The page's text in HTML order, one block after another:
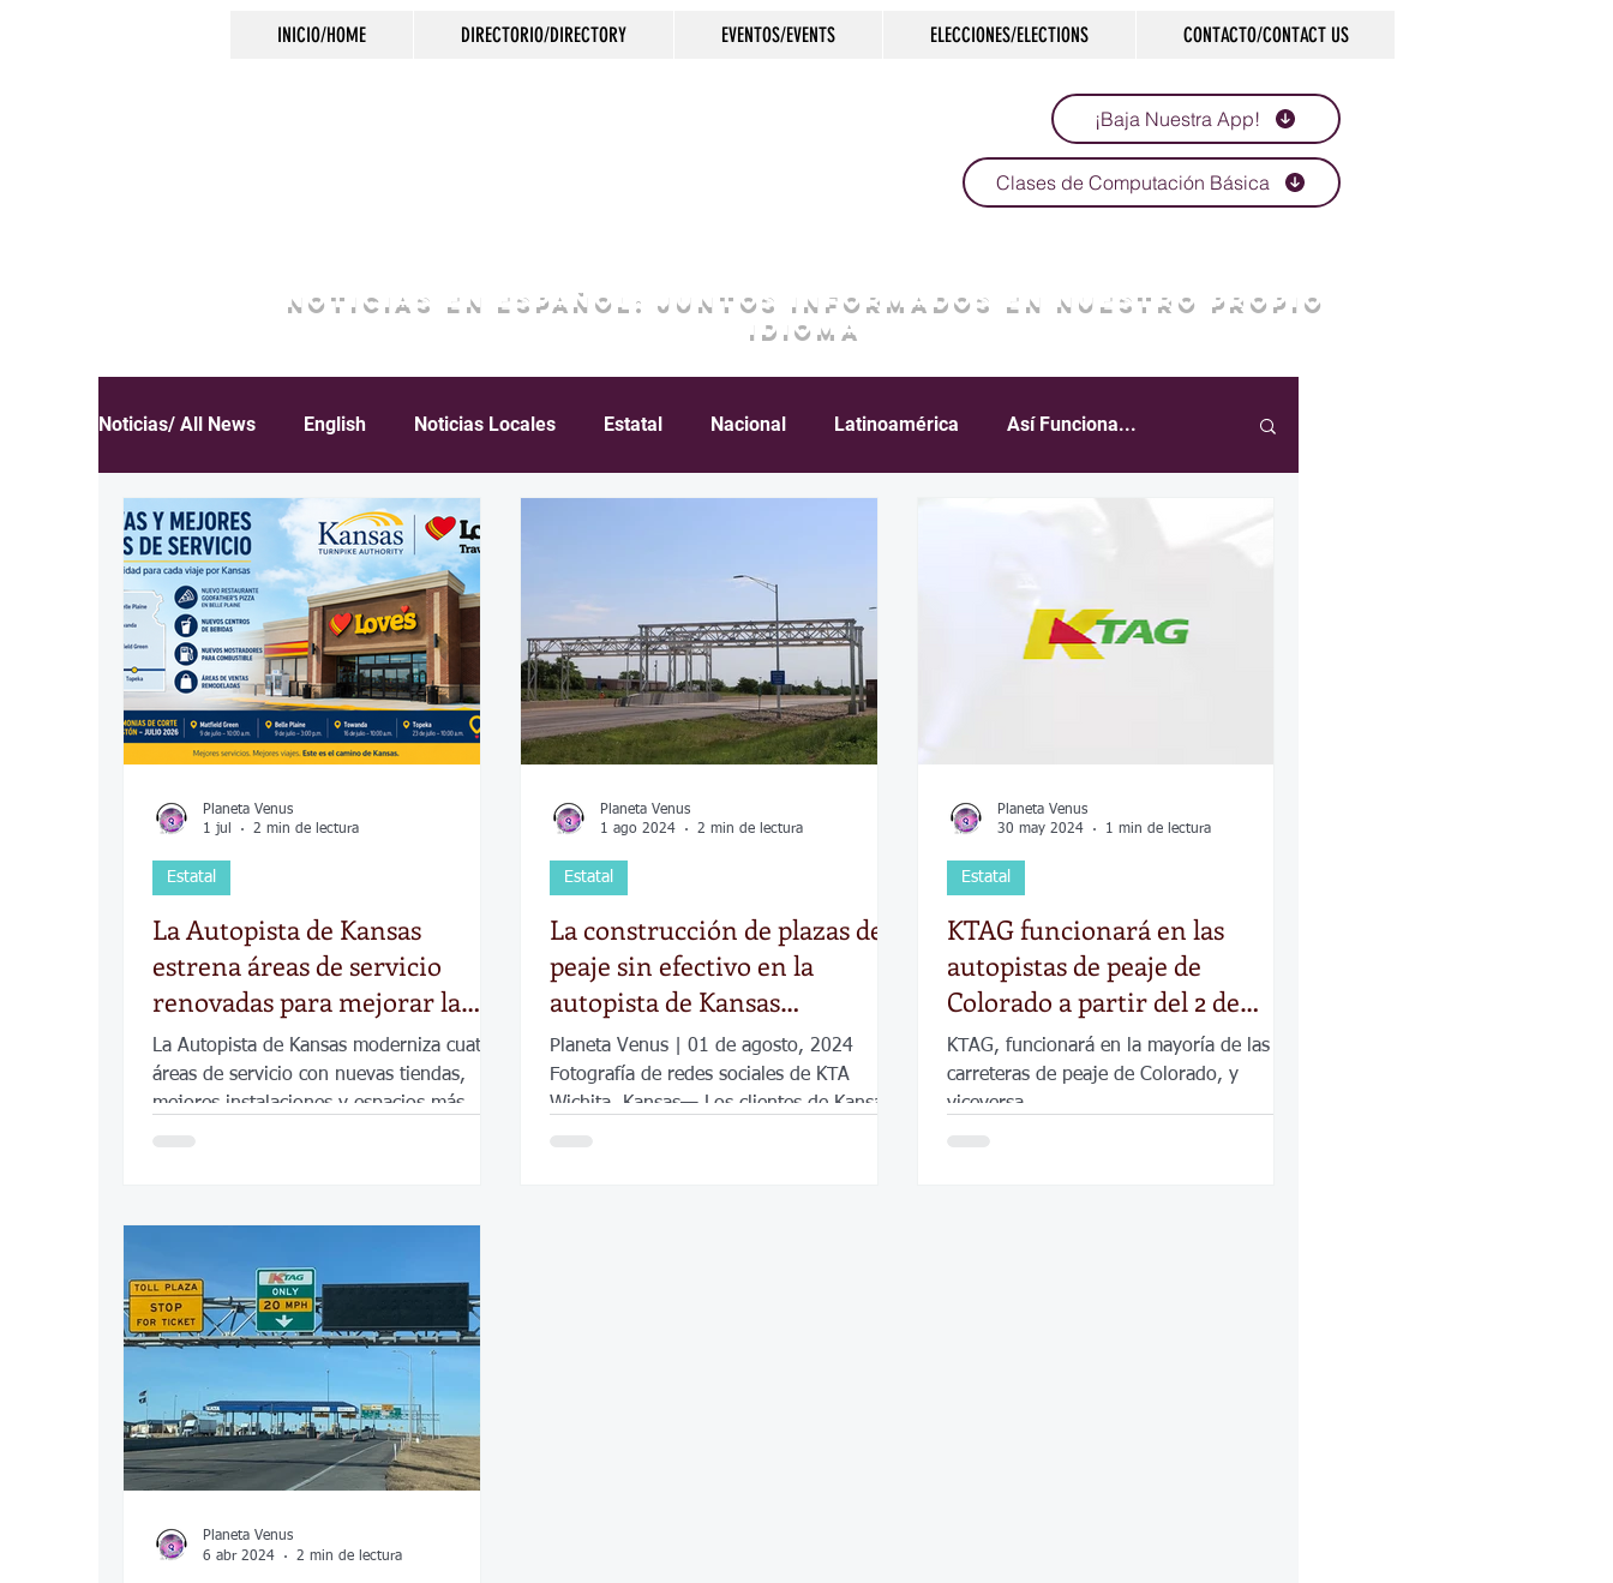
INICIO/HOME DIRECTORIO/DIRECTORY EVENTOS/EVENTS ELECCIONES/ELECTIONS CONTACTO/CONTACT US
¡Baja Nuestra App!
Clases de Computación Básica
NOTICIAS EN ESPAÑOL: JUNTOS INFORMADOS EN NUESTRO PROPIO
IDIOMA
Noticias/ All News English Noticias Locales Estatal Nacional Latinoamérica Así Funciona...
Español Educación Inmigración
COVID-19 Política Tecnología Economía Elecciones Clima Escuelas Calles
Desamparados Carreteras Comunidad Historias que inspiran Gobierno
La Autopista de Kansas
estrena áreas de servicio
renovadas para mejorar la
experiencia de los viajeros
La Autopista de Kansas moderniza cuatro
áreas de servicio con nuevas tiendas,
mejores instalaciones y espacios más
Estatal
Planeta Venus
1 jul
2 min de lectura
La construcción de plazas de
peaje sin efectivo en la
autopista de Kansas
comenzarán en agosto
Planeta Venus | 01 de agosto, 2024
Fotografía de redes sociales de KTA
Wichita, Kansas— Los clientes de Kansas
Estatal
Planeta Venus
1 ago 2024
2 min de lectura
KTAG funcionará en las
autopistas de peaje de
Colorado a partir del 2 de
junio
KTAG, funcionará en la mayoría de las
carreteras de peaje de Colorado, y
viceversa.
Estatal
Planeta Venus
30 may 2024
1 min de lectura
Planeta Venus
6 abr 2024
2 min de lectura